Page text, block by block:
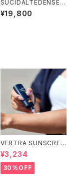
SUCIDALTEDENSES
スーサイダルテンデンシ
ーズ コーチジャケッ
¥19,800
VERTRA SUNSCREE
N LOTION WHITE S
PF 44＃
¥3,234
30%OFF